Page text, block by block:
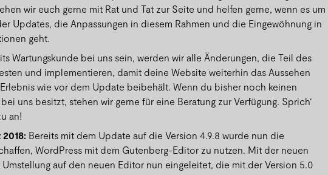
wir euch gerne mit Rat und Tat zur Seite und helfen gerne, wenn es um
Updates, die Anpassungen in diesem Rahmen und die Eingewöhnung in
geht.
Wartungskunde bei uns sein, werden wir alle Änderungen, die Teil des
und implementieren, damit deine Website weiterhin das Aussehen
wie vor dem Update beibehält. Wenn du bisher noch keinen
uns besitzt, stehen wir gerne für eine Beratung zur Verfügung. Sprich‘
an!
Bereits mit dem Update auf die Version 4.9.8 wurde nun die
WordPress mit dem Gutenberg-Editor zu nutzen. Mit der neuen
auf den neuen Editor nun eingeleitet, die mit der Version 5.0